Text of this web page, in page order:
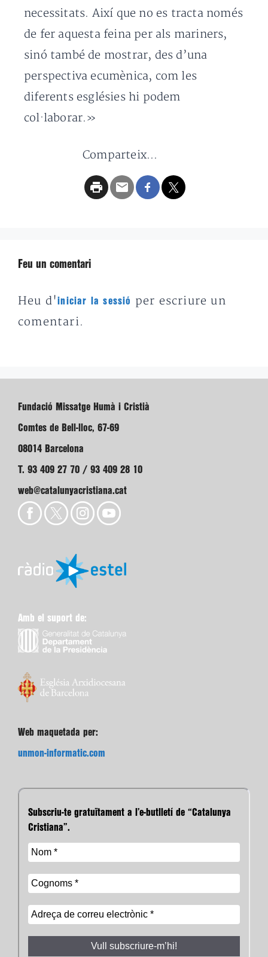
necessitats. Així que no es tracta només
de fer aquesta feina per als mariners,
sinó també de mostrar, des d’una
perspectiva ecumènica, com les
diferents esglésies hi podem
col·laborar.»
Comparteix...
Feu un comentari
Heu d'iniciar la sessió
per escriure un
comentari.
Fundació Missatge Humà i Cristià
Comtes de Bell-lloc, 67-69
08014 Barcelona
T. 93 409 27 70 / 93 409 28 10
web@catalunyacristiana.cat
Amb el suport de:
Web maquetada per:
unmon-informatic.com
Subscriu-te gratuïtament a l’e-butlletí de “Catalunya
Cristiana”.